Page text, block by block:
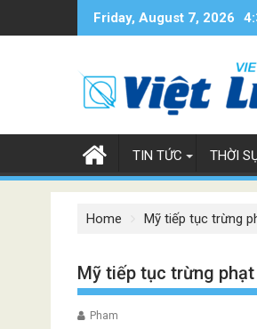
Friday, August 7, 2026
TIN TỨC THỜI
Home Mỹ tiếp tục trừng
Mỹ tiếp tục trừng
Pham